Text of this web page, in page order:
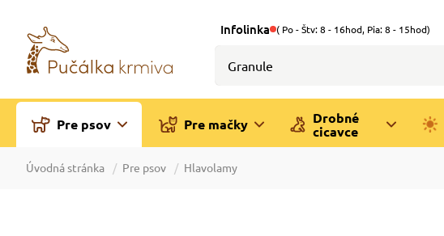
Infolinka ( Po - Štv: 8 - 16hod, Pia: 8 - 15hod)
Pre psov Pre mačky
Drobné
cicavce
Úvodná stránka Pre psov Hlavolamy